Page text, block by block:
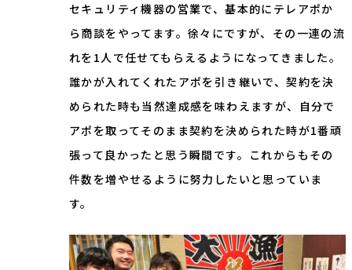
セキュリティ機器の営業で、基本的にテレアポか
ら商談をやってます。徐々にですが、その一連の流
れを1人で任せてもらえるようになってきました。
誰かが入れてくれたアポを引き継いで、契約を決
められた時も当然達成感を味わえますが、自分で
アポを取ってそのまま契約を決められた時が1番頑
張って良かったと思う瞬間です。これからもその
件数を増やせるように努力したいと思っていま
す。